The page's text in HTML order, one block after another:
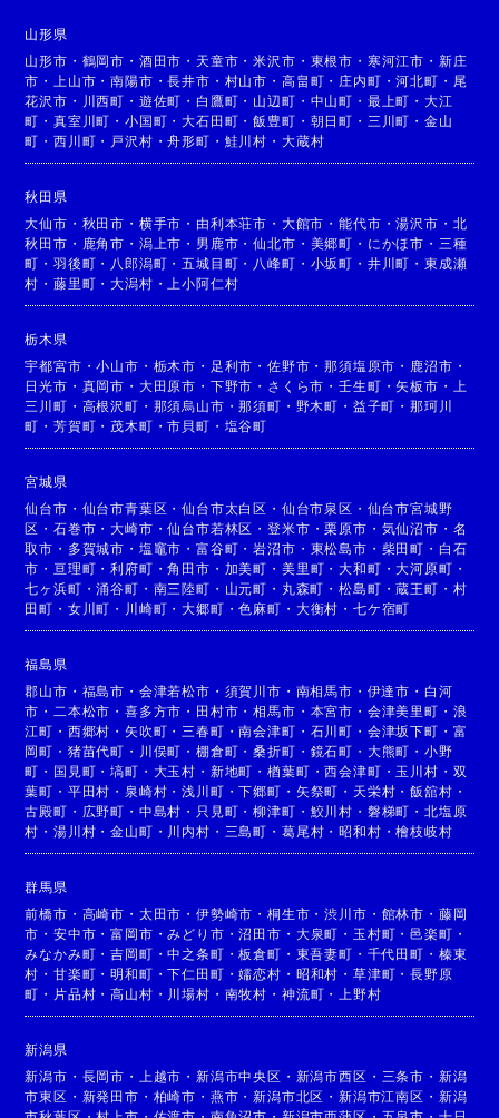
山形県
山形市 ・ 鶴岡市 ・ 酒田市 ・ 天童市 ・米沢市 ・ 東根市 ・ 寒河江市 ・ 新庄
市 ・ 上山市 ・南陽市 ・長井市 ・ 村山市 ・ 高畠町 ・ 庄内町 ・河北町 ・ 尾
花沢市 ・ 川西町 ・ 遊佐町 ・ 白鷹町 ・ 山辺町 ・ 中山町 ・ 最上町 ・ 大江
町 ・真室川町 ・小国町 ・大石田町 ・飯豊町 ・ 朝日町 ・ 三川町 ・ 金山
町 ・西川町 ・ 戸沢村 ・舟形町 ・ 鮭川村 ・ 大蔵村
秋田県
大仙市 ・ 秋田市 ・ 横手市 ・ 由利本荘市 ・ 大館市 ・能代市 ・湯沢市 ・ 北
秋田市 ・ 鹿角市 ・ 潟上市 ・ 男鹿市 ・仙北市 ・ 美郷町 ・ にかほ市 ・ 三種
町 ・羽後町 ・ 八郎潟町 ・五城目町 ・ 八峰町 ・ 小坂町 ・ 井川町 ・ 東成瀬
村 ・藤里町 ・大潟村 ・ 上小阿仁村
栃木県
宇都宮市 ・小山市 ・ 栃木市 ・ 足利市 ・佐野市 ・那須塩原市 ・ 鹿沼市 ・
日光市 ・ 真岡市 ・ 大田原市 ・ 下野市 ・ さくら市 ・壬生町 ・矢板市 ・
上
三川町 ・ 高根沢町 ・ 那須烏山市 ・那須町 ・ 野木町 ・ 益子町 ・那珂川
町 ・芳賀町 ・ 茂木町 ・市貝町 ・ 塩谷町
宮城県
仙台市 ・ 仙台市青葉区 ・仙台市太白区 ・ 仙台市泉区 ・ 仙台市宮城野
区 ・石巻市 ・大崎市 ・仙台市若林区 ・登米市 ・栗原市 ・ 気仙沼市 ・ 名
取市 ・ 多賀城市 ・ 塩竈市 ・富谷町 ・岩沼市 ・ 東松島市 ・ 柴田町 ・ 白石
市 ・ 亘理町 ・利府町 ・角田市 ・ 加美町 ・ 美里町 ・大和町 ・大河原町 ・
七ヶ浜町 ・涌谷町 ・ 南三陸町 ・ 山元町 ・ 丸森町 ・松島町 ・蔵王町 ・ 村
田町 ・ 女川町 ・ 川崎町 ・大郷町 ・色麻町 ・ 大衡村 ・ 七ケ宿町
福島県
郡山市 ・ 福島市 ・ 会津若松市 ・ 須賀川市 ・ 南相馬市 ・ 伊達市 ・ 白河
市 ・ 二本松市 ・喜多方市 ・ 田村市 ・相馬市 ・ 本宮市 ・ 会津美里町 ・ 浪
江町 ・ 西郷村 ・矢吹町 ・ 三春町 ・南会津町 ・ 石川町 ・ 会津坂下町 ・ 富
岡町 ・ 猪苗代町 ・ 川俣町 ・棚倉町 ・桑折町 ・ 鏡石町 ・ 大熊町 ・ 小野
町 ・ 国見町 ・塙町 ・ 大玉村 ・ 新地町 ・楢葉町 ・西会津町 ・ 玉川村 ・ 双
葉町 ・ 平田村 ・ 泉崎村 ・浅川町 ・下郷町 ・ 矢祭町 ・ 天栄村 ・飯舘村 ・
古殿町 ・ 広野町 ・ 中島村 ・ 只見町 ・柳津町 ・ 鮫川村 ・ 磐梯町 ・ 北塩原
村 ・湯川村 ・金山町 ・ 川内村 ・ 三島町 ・ 葛尾村 ・昭和村 ・檜枝岐村
群馬県
前橋市 ・ 高崎市 ・ 太田市 ・伊勢崎市 ・桐生市 ・渋川市 ・ 館林市 ・ 藤岡
市 ・安中市 ・富岡市 ・みどり市 ・沼田市 ・ 大泉町 ・ 玉村町 ・邑楽町 ・
みなかみ町 ・吉岡町 ・中之条町 ・板倉町 ・ 東吾妻町 ・ 千代田町 ・ 榛東
村 ・甘楽町 ・明和町 ・下仁田町 ・嬬恋村 ・ 昭和村 ・ 草津町 ・長野原
町 ・ 片品村 ・高山村 ・ 川場村 ・ 南牧村 ・ 神流町 ・ 上野村
新潟県
新潟市 ・ 長岡市 ・ 上越市 ・新潟市中央区 ・ 新潟市西区 ・ 三条市 ・ 新潟
市東区 ・ 新発田市 ・ 柏崎市 ・ 燕市 ・新潟市北区 ・新潟市江南区 ・ 新潟